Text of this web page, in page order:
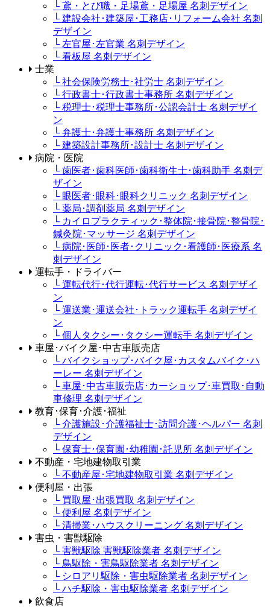
└ 鳶・とび職・足場鳶・足場屋 名刺デザイン
└ 建設会社･建築屋･工務店･リフォーム会社 名刺
デザイン
└ 左官屋･左官業 名刺デザイン
└ 看板屋 名刺デザイン
士業
└ 社会保険労務士･社労士 名刺デザイン
└ 行政書士･行政書士事務所 名刺デザイン
└ 税理士･税理士事務所･公認会計士 名刺デザイ
ン
└ 弁護士･弁護士事務所 名刺デザイン
└ 建築設計事務所･設計士 名刺デザイン
病院・医院
└ 歯医者･歯科医師･歯科衛生士･歯科助手 名刺デ
ザイン
└ 眼医者･眼科･眼科クリニック 名刺デザイン
└ 薬局･調剤薬局 名刺デザイン
└ カイロプラクティック･整体院･接骨院･整骨院･
鍼灸院･マッサージ 名刺デザイン
└ 病院･医師･医者･クリニック･看護師･医療系 名
刺デザイン
運転手・ドライバー
└ 運転代行･代行運転･代行サービス 名刺デザイ
ン
└ 運送業･運送会社･トラック運転手 名刺デザイ
ン
└ 個人タクシー･タクシー運転手 名刺デザイン
車屋･バイク屋･中古車販売店
└ バイクショップ･バイク屋･カスタムバイク･ハ
ーレー 名刺デザイン
└ 車屋･中古車販売店･カーショップ･車買取･自動
車修理 名刺デザイン
教育･保育･介護･福祉
└ 介護施設･介護福祉士･訪問介護･ヘルパー 名刺
デザイン
└ 保育士･保育園･幼稚園･託児所 名刺デザイン
不動産・宅地建物取引業
└ 不動産屋･宅地建物取引業 名刺デザイン
便利屋・出張
└ 買取屋･出張買取 名刺デザイン
└ 便利屋 名刺デザイン
└ 清掃業･ハウスクリーニング 名刺デザイン
害虫・害獣駆除
└ 害獣駆除 害獣駆除業者 名刺デザイン
└ 鳥駆除・害鳥駆除業者 名刺デザイン
└ シロアリ駆除・害虫駆除業者 名刺デザイン
└ ハチ駆除・害虫駆除業者 名刺デザイン
飲食店